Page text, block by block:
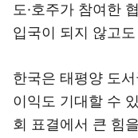
도·호주가 참여한
입국이 되지 않고
한국은 태평양 도
이익도 기대할 수
회 표결에서 큰 힘